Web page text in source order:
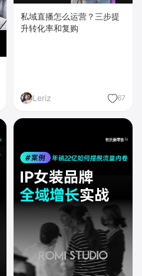
私域直播怎么运营？三步提
升转化率和复购
Leriz 67